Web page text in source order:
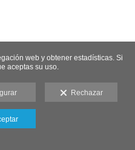
web y obtener estadísticas. Si
aceptas su uso.
Rechazar